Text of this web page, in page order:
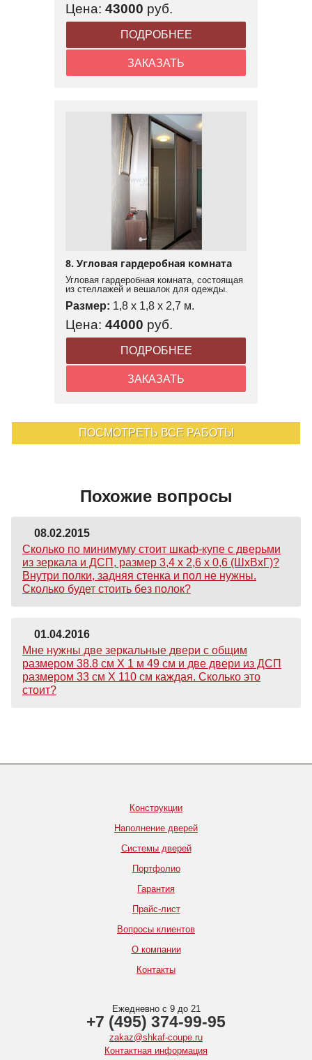
Цена: 43000 руб.
ПОДРОБНЕЕ
ЗАКАЗАТЬ
8. Угловая гардеробная комната
Угловая гардеробная комната, состоящая
из стеллажей и вешалок для одежды.
Размер: 1,8 x 1,8 x 2,7 м.
Цена: 44000 руб.
ПОДРОБНЕЕ
ЗАКАЗАТЬ
ПОСМОТРЕТЬ ВСЕ РАБОТЫ
Похожие вопросы
08.02.2015
Сколько по минимуму стоит шкаф-купе с дверьми
из зеркала и ДСП, размер 3,4 х 2,6 х 0,6 (ШхВхГ)?
Внутри полки, задняя стенка и пол не нужны.
Сколько будет стоить без полок?
01.04.2016
Мне нужны две зеркальные двери с общим
размером 38.8 см Х 1 м 49 см и две двери из ДСП
размером 33 см Х 110 см каждая. Сколько это
стоит?
Конструкции
Наполнение дверей
Системы дверей
Портфолио
Гарантия
Прайс-лист
Вопросы клиентов
О компании
Контакты
Ежедневно с 9 до 21
+7 (495) 374-99-95
zakaz@shkaf-coupe.ru
Контактная информация